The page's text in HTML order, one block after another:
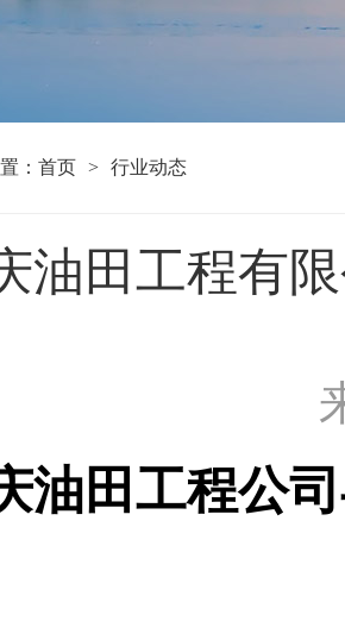
： 首页 > 行业动态
油田工程有
油田工程公